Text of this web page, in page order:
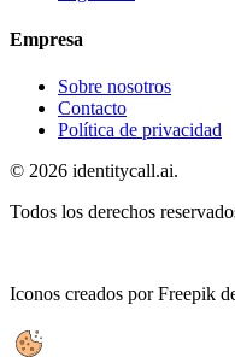
Empresa
Sobre nosotros
Contacto
Política de privacidad
© 2026 identitycall.ai.
Todos los derechos
Iconos creados por Freepik